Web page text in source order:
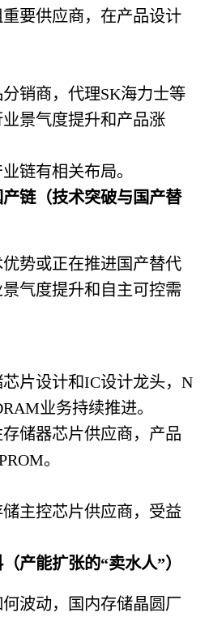
要供应商，在产品设计
销商，代理SK海力士等
景气度提升和产品涨
链有相关布局。
链（技术突破与国产替
势或正在推进国产替代
气度提升和自主可控需
片设计和IC设计龙头，N
业务持续推进。
储器芯片供应商，产品
。
主控芯片供应商，受益
产能扩张的“卖水人”）
波动，国内存储晶圆厂